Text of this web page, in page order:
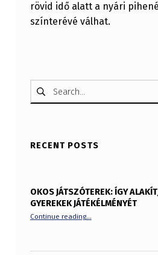
rövid idő alatt a nyári
színterévé válhat.
Keresés:
RECENT POSTS
OKOS JÁTSZÓTEREK: ÍGY
GYEREKEK JÁTÉKÉLMÉNYÉT
Continue reading…